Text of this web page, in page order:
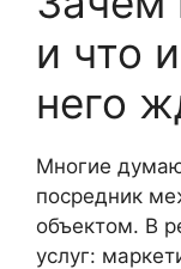
и что
него
Многие
посредник
объектом. В
услуг: